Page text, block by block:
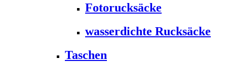
Fotorucksäcke
wasserdichte Rucksäcke
Taschen